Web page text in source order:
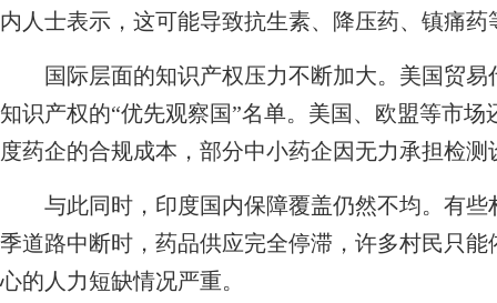
内人士表示，这可能导致抗生素、降压药、镇痛
国际层面的知识产权压力不断加大。美国贸易
知识产权的“优先观察国”名单。美国、欧盟等市
度药企的合规成本，部分中小药企因无力承担检
与此同时，印度国内保障覆盖仍然不均。有些
季道路中断时，药品供应完全停滞，许多村民只
心的人力短缺情况严重。